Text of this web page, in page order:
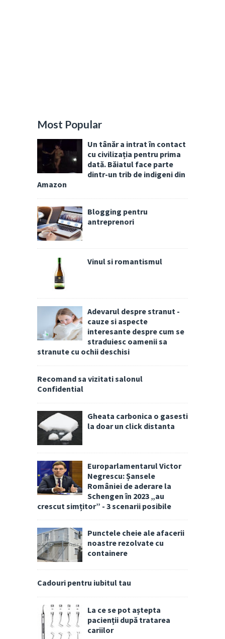
Most Popular
Un tânăr a intrat în contact
cu civilizația pentru prima
dată. Băiatul face parte
dintr-un trib de indigeni din
Amazon
Blogging pentru
antreprenori
Vinul si romantismul
Adevarul despre stranut -
cauze si aspecte
interesante despre cum se
straduiesc oamenii sa
stranute cu ochii deschisi
Recomand sa vizitati salonul
Confidential
Gheata carbonica o gasesti
la doar un click distanta
Europarlamentarul Victor
Negrescu: Șansele
României de aderare la
Schengen în 2023 „au
crescut simțitor” - 3 scenarii posibile
Punctele cheie ale afacerii
noastre rezolvate cu
containere
Cadouri pentru iubitul tau
La ce se pot aștepta
pacienții după tratarea
cariilor